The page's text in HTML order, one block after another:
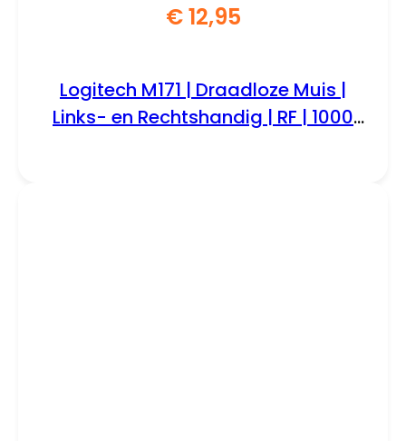
€12,95
Logitech M171 | Draadloze Muis |
Links- en Rechtshandig | RF | 1000